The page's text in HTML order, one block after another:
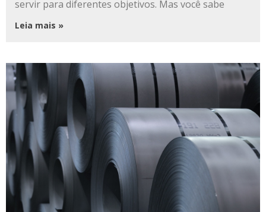
servir para diferentes objetivos. Mas você sabe
Leia mais »